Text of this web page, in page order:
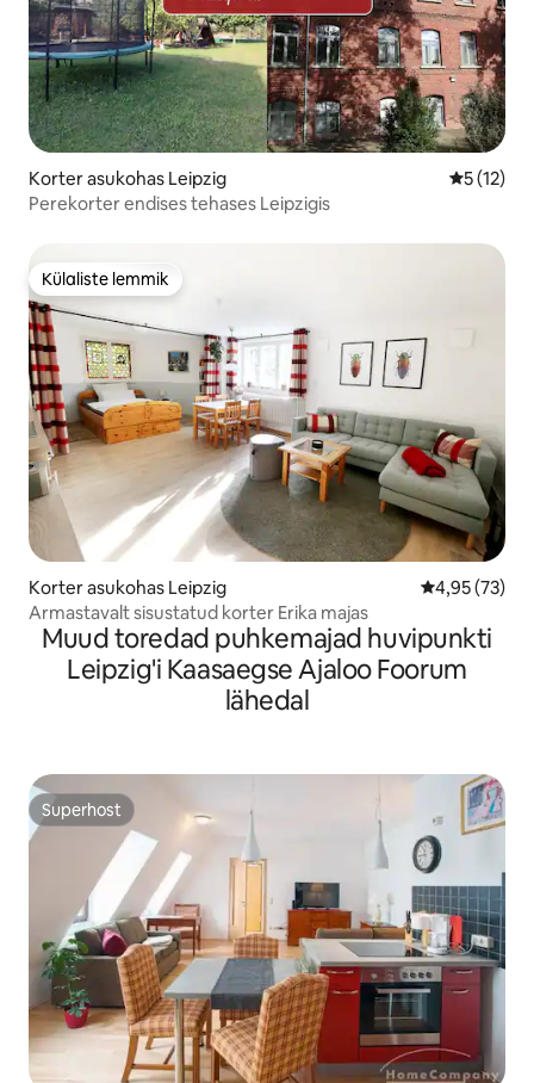
Korter asukohas Leipzig
5 (12)
Perekorter endises tehases Leipzigis
Külaliste lemmik
Külaliste lemmik
Korter asukohas Leipzig Keskmine
4,95 (73)
Armastavalt sisustatud korter Erika majas
Muud toredad puhkemajad huvipunkti
Leipzig'i Kaasaegse Ajaloo Foorum
lähedal
Superhost
Superhost